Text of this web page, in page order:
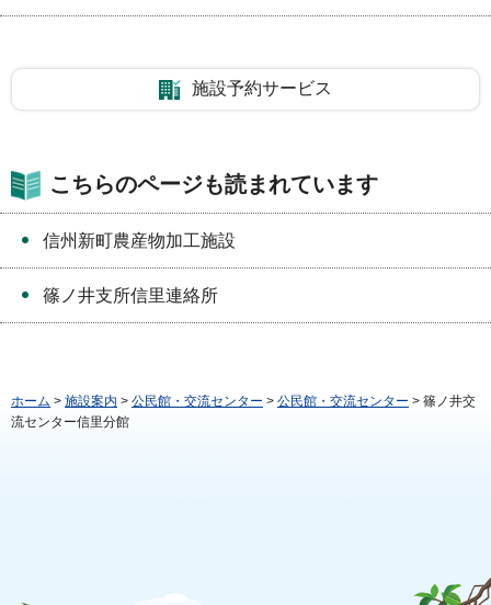
施設予約サービス
こちらのページも読まれています
信州新町農産物加工施設
篠ノ井支所信里連絡所
ホーム > 施設案内 > 公民館・交流センター > 公民館・交流センター > 篠ノ井交
流センター信里分館